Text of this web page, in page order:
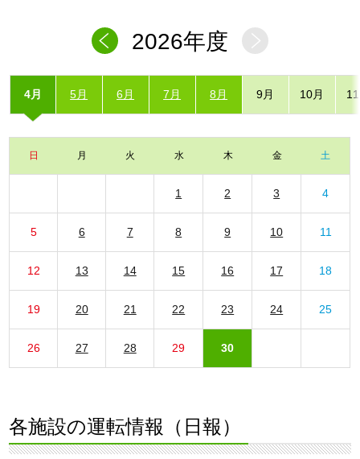
2026年度
4月 5月 6月 7月 8月 9月 10月
日 月 火 水 木 金 土
1 2 3 4
5 6 7 8 9 10 11
12 13 14 15 16 17 18
19 20 21 22 23 24 25
26 27 28 29 30
各施設の運転情報（日報）